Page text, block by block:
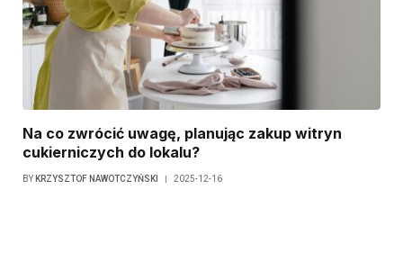
Na co zwrócić uwagę, planując zakup witryn
cukierniczych do lokalu?
BY KRZYSZTOF NAWOTCZYŃSKI 2025-12-16